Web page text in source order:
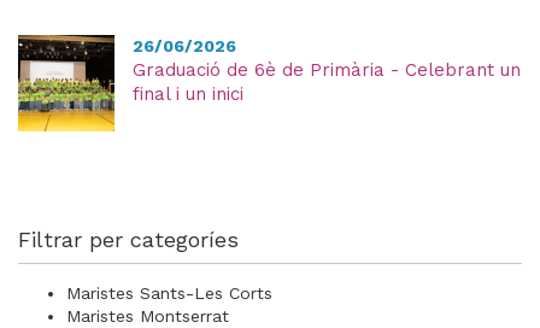
26/06/2026
Graduació de 6è de Primària - Celebrant un
final i un inici
Filtrar per categoríes
Maristes Sants-Les Corts
Maristes Montserrat